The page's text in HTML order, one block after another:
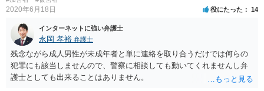
2020年6月18日 役にたった 14
インターネットに強い弁護士
永岡 孝裕 弁護士
残念ながら成人男性が未成年者と単に連絡を取り合うだけでは何らの
犯罪にも該当しませんので、警察に相談しても動いてくれませんし弁
護士としても出来ることはありません。